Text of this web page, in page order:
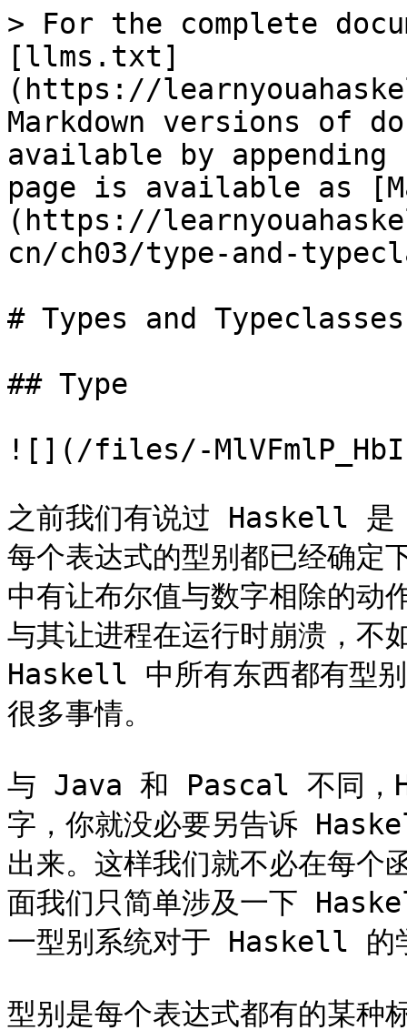
> For the complete
[llms.txt]
(https://
Markdown versions of
available by
page is available as
(https://
cn/ch03/type-and-
# Types and Typeclasses
## Type
![](/files/-
之前我们有说过 Haskell
每个表达式的型别都已经确定
中有让布尔值与数字相除的动
与其让进程在运行时崩溃，不
Haskell 中所有东西都有型别
很多事情。
与 Java 和 Pascal 不同，
字，你就没必要另告诉
出来。这样我们就不必在每个
面我们只简单涉及一下
一型别系统对于 Haskell 的
型别是每个表达式都有的某种